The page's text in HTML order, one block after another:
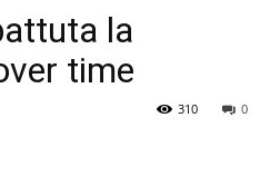
la
time
0
310